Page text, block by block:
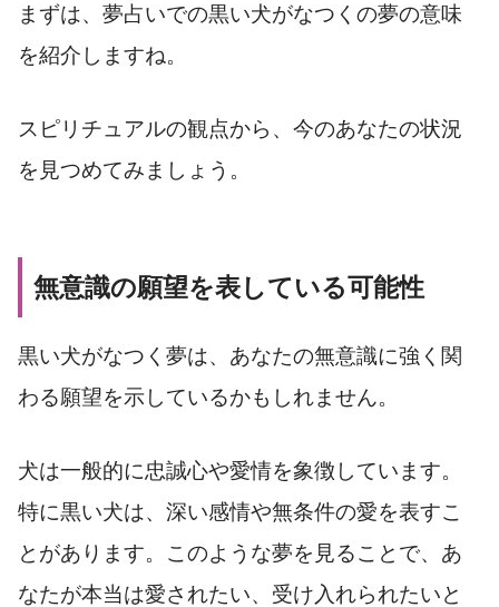
まずは、夢占いでの黒い犬がなつくの夢の意味
を紹介しますね。
スピリチュアルの観点から、今のあなたの状況
を見つめてみましょう。
無意識の願望を表している可能性
黒い犬がなつく夢は、あなたの無意識に強く関
わる願望を示しているかもしれません。
犬は一般的に忠誠心や愛情を象徴しています。
特に黒い犬は、深い感情や無条件の愛を表すこ
とがあります。このような夢を見ることで、あ
なたが本当は愛されたい、受け入れられたいと